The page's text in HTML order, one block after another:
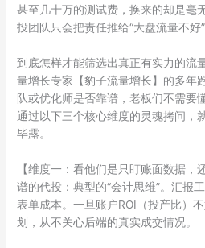
甚至几十万的测试费，换来的却是毫
投团队只会把责任推给“大盘流量不好”
到底怎样才能筛选出真正有实力的流
量增长专家【豹子流量增长】的多年
队或优化师是否靠谱，老板们不需要
通过以下三个核心维度的灵魂拷问，
毕露。
【维度一：看他们是只盯账面数据，
谱的代投：典型的“会计思维”。汇报
表单成本。一旦账户ROI（投产比）
划，从不关心后端的真实成交情况。